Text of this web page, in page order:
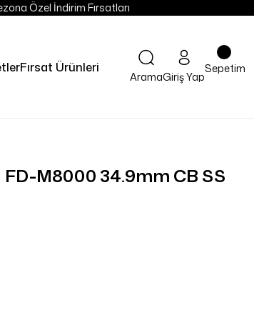
Özel İndirim Fırsatları
Fırsat Ürünleri
AramaGiriş Yap
Sepetim
M8000 34.9mm CB SS